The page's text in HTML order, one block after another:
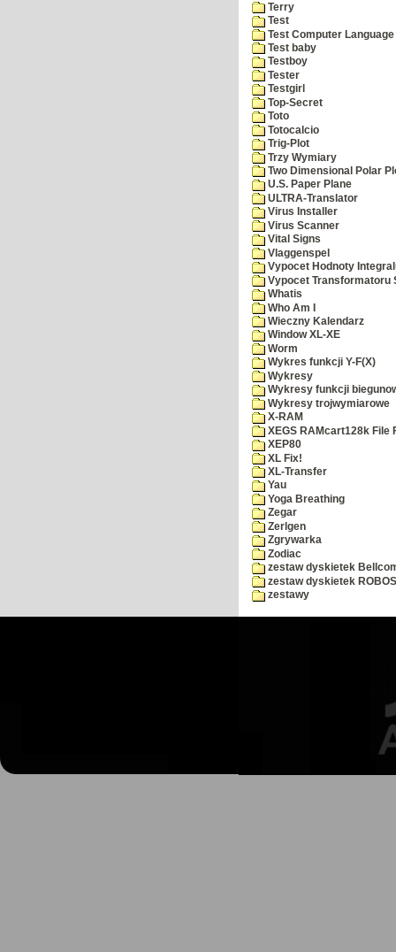
Terry
Test
Test Computer Language
Test baby
Testboy
Tester
Testgirl
Top-Secret
Toto
Totocalcio
Trig-Plot
Trzy Wymiary
Two Dimensional Polar
U.S. Paper Plane
ULTRA-Translator
Virus Installer
Virus Scanner
Vital Signs
Vlaggenspel
Vypocet Hodnoty
Vypocet Transformatoru
Whatis
Who Am I
Wieczny Kalendarz
Window XL-XE
Worm
Wykres funkcji Y-F(X)
Wykresy
Wykresy funkcji
Wykresy trojwymiarowe
X-RAM
XEGS RAMcart128k File
XEP80
XL Fix!
XL-Transfer
Yau
Yoga Breathing
Zegar
Zerlgen
Zgrywarka
Zodiac
zestaw dyskietek
zestaw dyskietek
zestawy